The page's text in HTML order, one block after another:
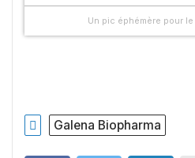
Un pic éphémère pour
Galena Biopharma